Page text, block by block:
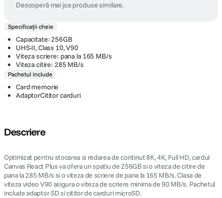
Descoperă mai jos produse similare.
Specificații cheie
Capacitate: 256GB
UHS-II, Class 10, V90
Viteza scriere: pana la 165 MB/s
Viteza citire: 285 MB/s
Pachetul include
Card memorie
AdaptorCititor carduri
Descriere
Optimizat pentru stocarea si redarea de continut 8K, 4K, Full HD, cardul
Canvas React Plus va ofera un spatiu de 256GB si o viteza de citire de
pana la 285 MB/s si o viteza de scriere de pana la 165 MB/s. Clasa de
viteza video V90 asigura o viteza de scriere minima de 90 MB/s. Pachetul
include adaptor SD si cititor de carduri microSD.